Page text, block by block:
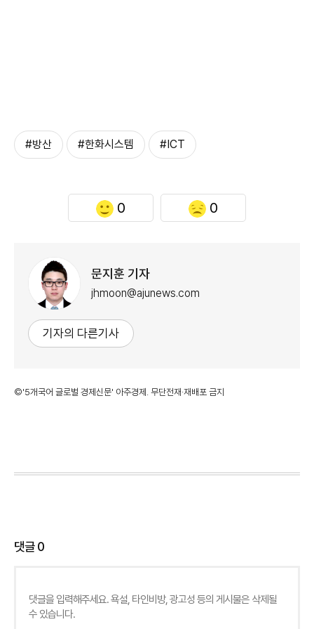
#방산 #한화시스템 #ICT
0 0
문지훈 기자
jhmoon@ajunews.com
기자의 다른기사
©'5개국어 글로벌 경제신문' 아주경제. 무단전재·재배포 금지
댓글0